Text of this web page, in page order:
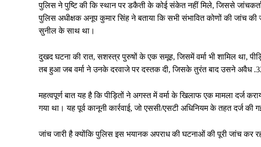
पुलिस ने पुष्टि की कि स्थान पर डकैती के कोई संकेत नहीं मिले, जिससे
पुलिस अधीक्षक अनूप कुमार सिंह ने बताया कि सभी संभावित कोणों की जांच की
सुनील के साथ था।
दुखद घटना की रात, सशस्त्र पुरुषों के एक समूह, जिसमें वर्मा भी शामिल था,
तब हुआ जब वर्मा ने उनके दरवाजे पर दस्तक दी, जिसके तुरंत बाद उसने अवैध
महत्वपूर्ण बात यह है कि पीड़ितों ने अगस्त में वर्मा के खिलाफ एक मामला दर्ज
गया था। यह पूर्व कानूनी कार्रवाई, जो एससी/एसटी अधिनियम के तहत दर्ज
जांच जारी है क्योंकि पुलिस इस भयानक अपराध की घटनाओं की पूरी जांच कर